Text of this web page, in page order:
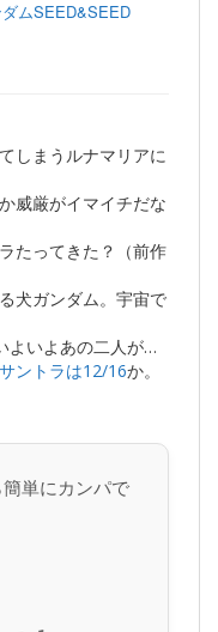
ムSEED&SEED
しまうルナマリアに
威厳がイマイチだな
たってきた？（前作
犬ガンダム。宇宙で
よいよあの二人が…
サントラは12/16か。
単にカンパで